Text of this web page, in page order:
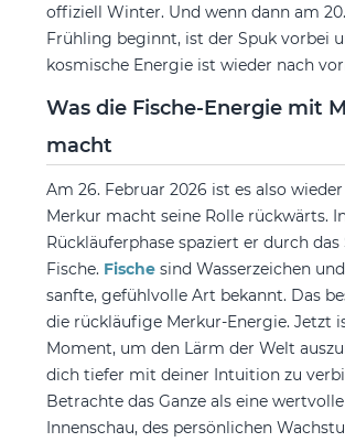
offiziell Winter. Und wenn dann am
Frühling beginnt, ist der Spuk vorbei
kosmische Energie ist wieder nach
Was die Fische-Energie mit
macht
Am 26. Februar 2026 ist es also
Merkur macht seine Rolle rückwärts.
Rückläuferphase spaziert er durch das
Fische. Fischesind Wasserzeichen
sanfte, gefühlvolle Art bekannt. Das
die rückläufige Merkur-Energie. Jetzt
Moment, um den Lärm der Welt
dich tiefer mit deiner Intuition zu
Betrachte das Ganze als eine
Innenschau, des persönlichen